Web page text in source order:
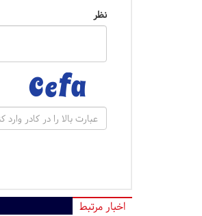
نظر
اخبار مرتبط